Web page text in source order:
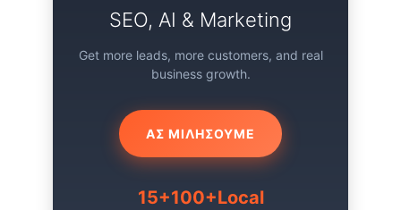
SEO, AI & Marketing
Get more leads, more customers, and real
business growth.
ΑΣ ΜΙΛΗΣΟΥΜΕ
15+100+Local